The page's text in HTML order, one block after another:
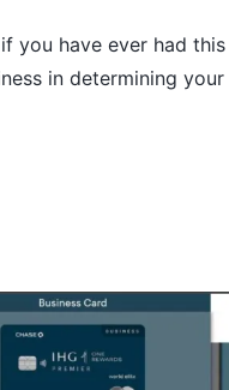
you have ever had this
in determining your